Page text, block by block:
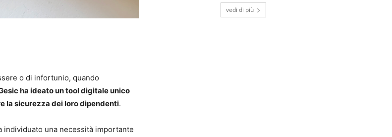
o di infortunio, quando
ha ideato un tool digitale unico
la sicurezza dei loro dipendenti.
individuato una necessità importante
vedi di più